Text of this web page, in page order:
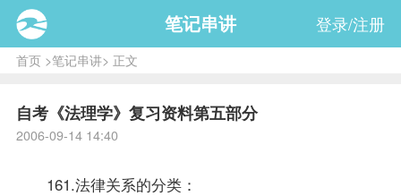
笔记串讲 登录/注册
首页>笔记串讲> 正文
自考《法理学》复习资料第五部分
2006-09-14 14:40
161.法律关系的分类：